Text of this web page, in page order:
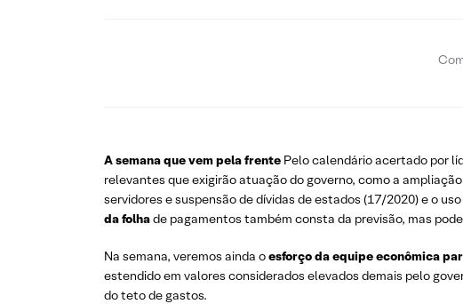
A semana que vem pela frente Pelo calendário acertado por
relevantes que exigirão atuação do governo, como a
servidores e suspensão de dívidas de estados (17/2020) e o
da folhade pagamentos também consta da previsão, mas
Na semana, veremos ainda oesforço da equipe econômica
estendido em valores considerados elevados demais pelo
do teto de gastos.